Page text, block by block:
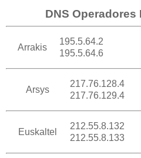
DNS Operadores
Arrakis
195.5.64.2
195.5.64.6
Arsys
217.76.128.4
217.76.129.4
Euskaltel
212.55.8.132
212.55.8.133